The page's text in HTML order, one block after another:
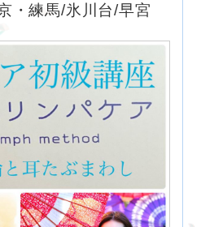
・練馬/氷川台/早宮